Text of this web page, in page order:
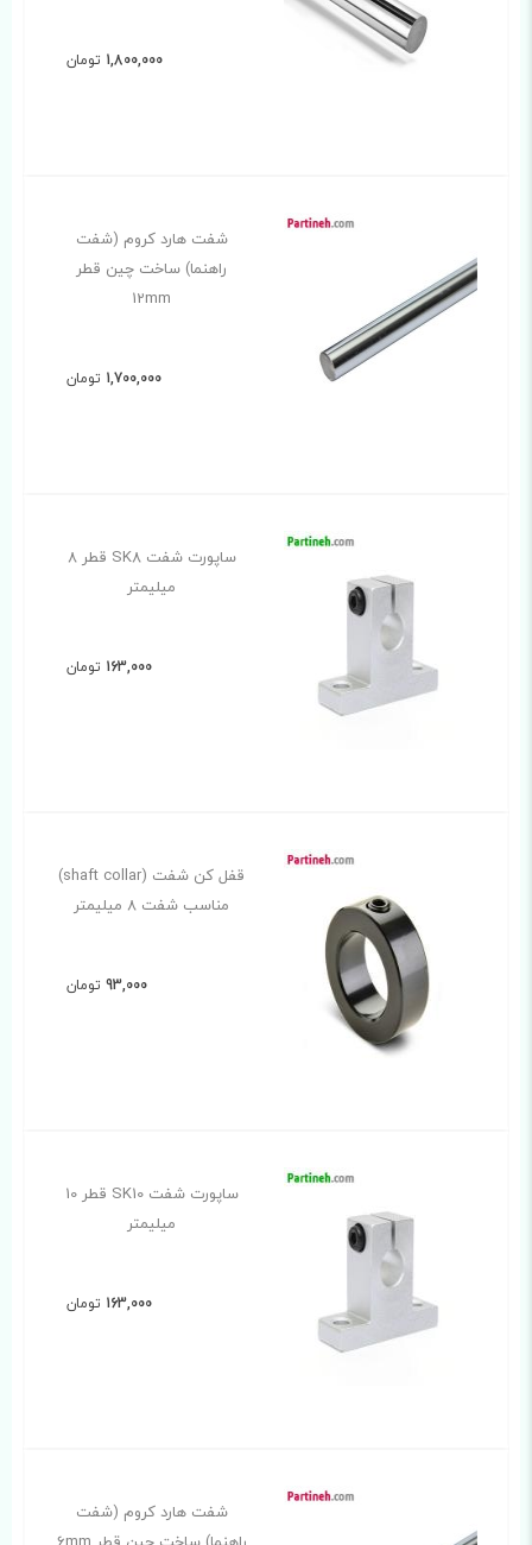
1,800,000 تومان
شفت هارد کروم (شفت
راهنما) ساخت چین قطر
12mm
1,700,000 تومان
ساپورت شفت SK8 قطر 8
میلیمتر
163,000 تومان
قفل کن شفت (shaft collar)
مناسب شفت 8 میلیمتر
93,000 تومان
ساپورت شفت SK10 قطر 10
میلیمتر
163,000 تومان
شفت هارد کروم (شفت